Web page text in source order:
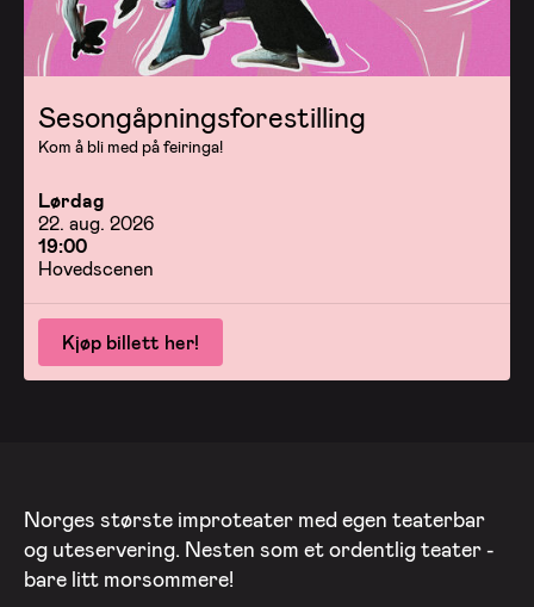
Sesongåpningsforestilling
Kom å bli med på feiringa!
Lørdag
22. aug. 2026
19:00
Hovedscenen
Kjøp billett her!
Norges største improteater med egen teaterbar
og uteservering. Nesten som et ordentlig teater -
bare litt morsommere!